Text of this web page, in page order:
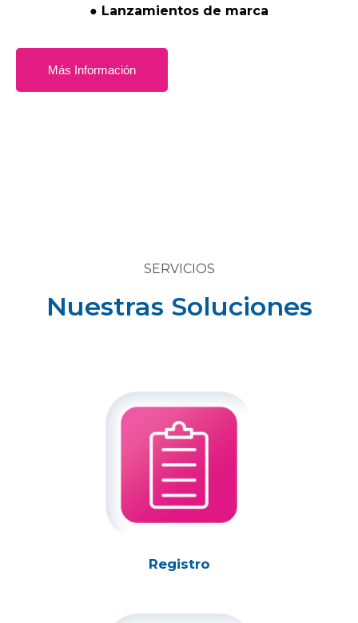
● Lanzamientos de marca
Más Información
SERVICIOS
Nuestras Soluciones
Registro